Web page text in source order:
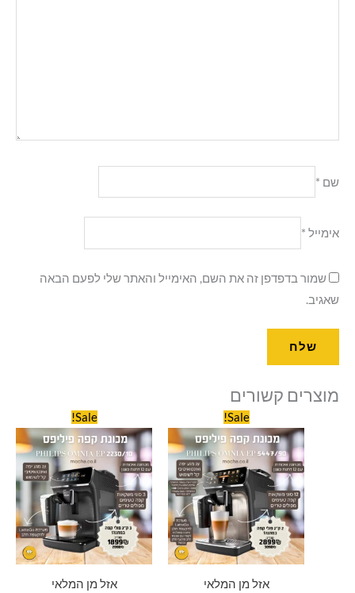
שם *
אימייל *
שמור בדפדפן זה את השם, האימייל והאתר שלי לפעם הבאה
שאגיב.
מוצרים קשורים
Sale!
אזל מן המלאי
המחיר
המקורי
היה:
₪3,090.00.
הנוכחי
הוא:
₪2,899.00.
Sale!
אזל מן המלאי
המחיר
המקורי
היה:
₪2,090.00.
הנוכחי
הוא: